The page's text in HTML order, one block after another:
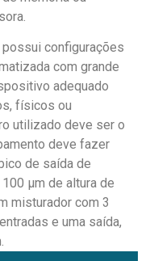
configurações
com grande
adequado
físicos ou
utilizado deve ser o
deve fazer
de saída de
μm de altura de
misturador com 3
e uma saída,